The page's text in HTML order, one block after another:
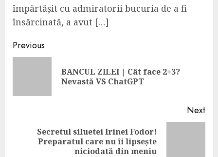
împărtășit cu admiratorii bucuria de a fi
însărcinată, a avut […]
Continue
Reading
Previous
BANCUL ZILEI | Cât face 2+3?
Nevastă VS ChatGPT
Next
Secretul siluetei Irinei Fodor!
Preparatul care nu îi lipsește
niciodată din meniu